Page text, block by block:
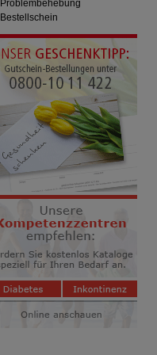
Sie zu gestalten.
teilweise an
Medien
Problembehebung
Bestellschein